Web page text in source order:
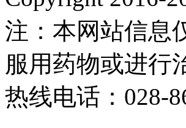
注：本网站信息
服用药物或进行
热线电话：028-